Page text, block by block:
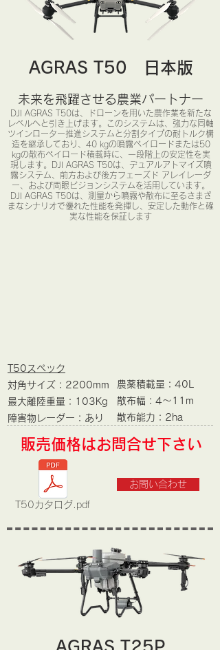
​AGRAS T50 日本版
未来を飛躍させる農業パートナー
DJI AGRAS T50は、ドローンを用いた農作業を新たな
レベルへと引き上げます。このシステムは、強力な同軸
ツインローター推進システムと分割タイプの耐トルク構
造を継承しており、40 kgの噴霧ペイロードまたは50
kgの散布ペイロード積載時に、一段階上の安定性を実
現します。DJI AGRAS T50は、デュアルアトマイズ噴
霧システム、前方および後方フェーズド アレイレーダ
ー、および両眼ビジョンシステムを活用しています。
DJI AGRAS T50は、測量から噴霧や散布に至るさまざ
まなシナリオで優れた性能を発揮し、安定した動作と確
実な性能を保証します
T50スペック
対角サイズ：2200mm
最大離陸重量：103Kg
​障害物レーダー：あり
農薬積載量：40L
散布幅：4～11m
​散布能力：2ha
​販売価格はお問合せ下さい
T50カタログ.pdf
お問い合わせ
​AGRAS T25P